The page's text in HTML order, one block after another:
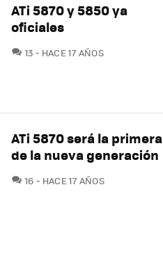
ATi 5870 y 5850 ya
oficiales
13 COMENTARIOS
HACE 17 AÑOS
ATi 5870 será la primera
de la nueva generación
16 COMENTARIOS
HACE 17 AÑOS